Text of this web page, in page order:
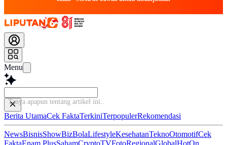
Menu
Tanya apapun tentang ar
Berita UtamaCek FaktaTerkiniTerpopulerRekomendasi
NewsBisnisShowBizBolaLifestyleKesehatanTeknoOtomotifCek